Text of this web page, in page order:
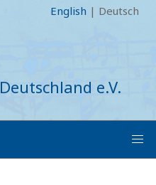
English | Deutsch
e.V.